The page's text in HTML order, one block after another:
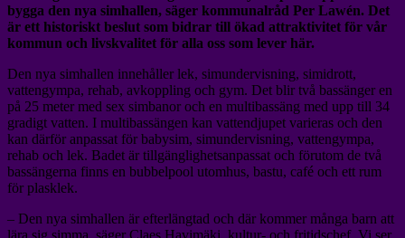
bygga den nya simhallen, säger kommunalråd Per Lawén. Det
är ett historiskt beslut som bidrar till ökad attraktivitet för vår
kommun och livskvalitet för alla oss som lever här.
Den nya simhallen innehåller lek, simundervisning, simidrott,
vattengympa, rehab, avkoppling och gym. Det blir två bassänger en
på 25 meter med sex simbanor och en multibassäng med upp till 34
gradigt vatten. I multibassängen kan vattendjupet varieras och den
kan därför anpassat för babysim, simundervisning, vattengympa,
rehab och lek. Badet är tillgänglighetsanpassat och förutom de två
bassängerna finns en bubbelpool utomhus, bastu, café och ett rum
för plasklek.
– Den nya simhallen är efterlängtad och där kommer många barn att
lära sig simma, säger Claes Havimäki, kultur- och fritidschef. Vi ser